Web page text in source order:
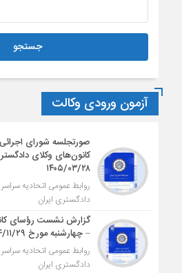
آزمون ورودی وکالت
صورتجلسه شورای
کانون‌های وکلای
۱۴۰۵/۰۳/۲۸
روابط عمومی اتحادیه
دادگستری ایران
گزارش نشست رؤسای
– چهارشنبه مورخ ۱۴۰۴/۱۱/۲۹
روابط عمومی اتحادیه
دادگستری ایران